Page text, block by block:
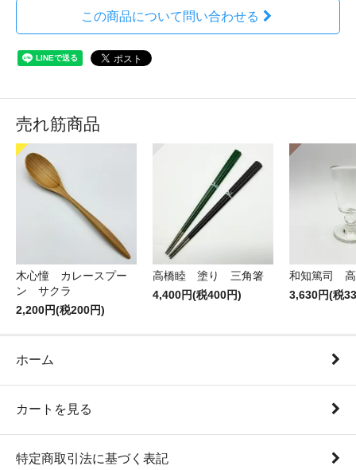
この商品について問い合わせる
売れ筋商品
木心憧 カレースプー
ン サクラ
2,200円(税200円)
高橋睦 塗り 三角箸
4,400円(税400円)
和知篤司
3,630円(税
ホーム
カートを見る
特定商取引法に基づく表記